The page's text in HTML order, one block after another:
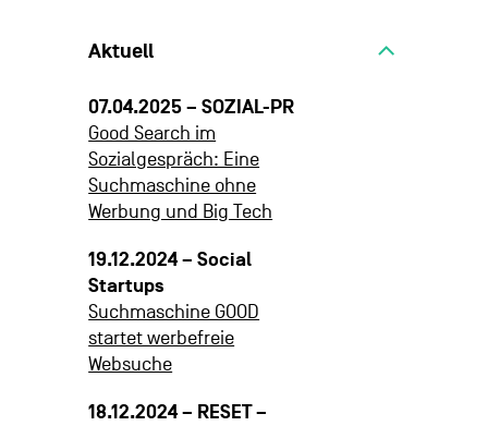
Aktuell
07.04.2025 – SOZIAL-PR
Good Search im
Sozialgespräch: Eine
Suchmaschine ohne
Werbung und Big Tech
19.12.2024 – Social
Startups
Suchmaschine GOOD
startet werbefreie
Websuche
18.12.2024 – RESET –